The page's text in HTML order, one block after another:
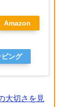
Amazon
ング
大切さを見